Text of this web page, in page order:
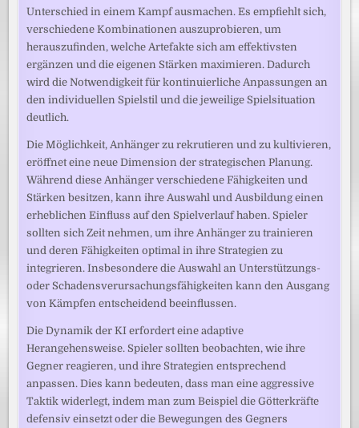
Unterschied in einem Kampf ausmachen. Es empfiehlt sich,
verschiedene Kombinationen auszuprobieren, um
herauszufinden, welche Artefakte sich am effektivsten
ergänzen und die eigenen Stärken maximieren. Dadurch
wird die Notwendigkeit für kontinuierliche Anpassungen an
den individuellen Spielstil und die jeweilige Spielsituation
deutlich.
Die Möglichkeit, Anhänger zu rekrutieren und zu kultivieren,
eröffnet eine neue Dimension der strategischen Planung.
Während diese Anhänger verschiedene Fähigkeiten und
Stärken besitzen, kann ihre Auswahl und Ausbildung einen
erheblichen Einfluss auf den Spielverlauf haben. Spieler
sollten sich Zeit nehmen, um ihre Anhänger zu trainieren
und deren Fähigkeiten optimal in ihre Strategien zu
integrieren. Insbesondere die Auswahl an Unterstützungs-
oder Schadensverursachungsfähigkeiten kann den Ausgang
von Kämpfen entscheidend beeinflussen.
Die Dynamik der KI erfordert eine adaptive
Herangehensweise. Spieler sollten beobachten, wie ihre
Gegner reagieren, und ihre Strategien entsprechend
anpassen. Dies kann bedeuten, dass man eine aggressive
Taktik widerlegt, indem man zum Beispiel die Götterkräfte
defensiv einsetzt oder die Bewegungen des Gegners